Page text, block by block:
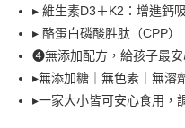
1.分期款項不併入電信帳單，「
2.透過簡訊連結打開帳單後，可選
帳／街口支付／iPASS MONEY」
【注意事項】
1.本服務係由「台灣大哥大股份有
【「AFTEE先享後付」結帳流程】
１．於結帳方式選擇「AFTEE先
結帳頁面，進行簡訊認證並確認
２．訂單成立數日內，您將收到繳
３．收到繳費通知簡訊後14天內
ATM／網路銀行／等多元方式進
全家取貨付款
付款後全家取貨
每筆NT$80，滿NT$1,680(含
▸ 維生素D3＋K2：增進鈣
▸ 酪蛋白磷酸胜肽（CPP）
❹無添加配方，給孩子最
▸無添加糖｜無色素｜無溶
▸一家大小皆可安心食用，